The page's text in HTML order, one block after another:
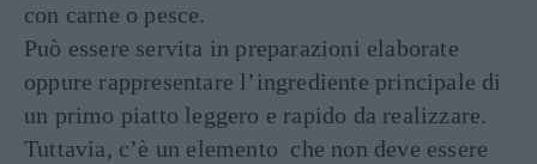
con carne o pesce.
Può essere servita in preparazioni elaborate
oppure rappresentare l’ingrediente principale di
un primo piatto leggero e rapido da realizzare.
Tuttavia, c’è un elemento che non deve essere